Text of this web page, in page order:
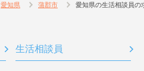
愛知県 蒲郡市 愛知県の生活相談員の
生活相談員